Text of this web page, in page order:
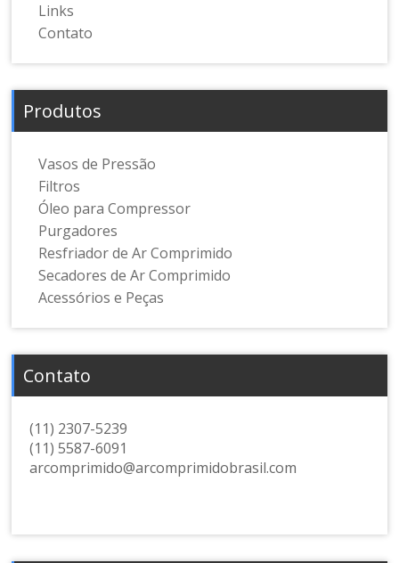
Links
Contato
Produtos
Vasos de Pressão
Filtros
Óleo para Compressor
Purgadores
Resfriador de Ar Comprimido
Secadores de Ar Comprimido
Acessórios e Peças
Contato
(11) 2307-5239
(11) 5587-6091
arcomprimido@arcomprimidobrasil.com